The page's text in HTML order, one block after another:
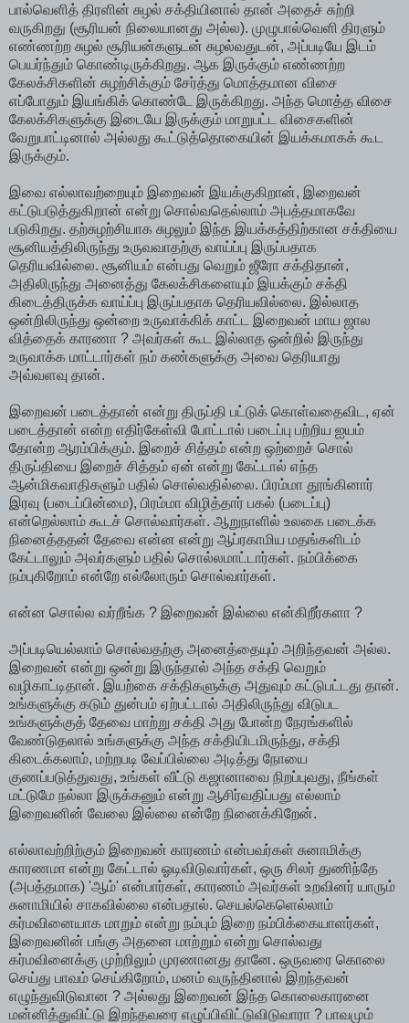
பால்வெளித் திரளின் சுழல் சக்தியினால் தான் அதைச் சுற்றி
வருகிறது (சூரியன் நிலையானது அல்ல). முழுபால்வெளி திரளும்
எண்ணற்ற சுழல் சூரியன்களுடன் சுழல்வதுடன், அப்படியே இடம்
பெயர்ந்தும் கொண்டிருக்கிறது. ஆக இருக்கும் எண்ணற்ற
கேலக்சிகளின் சுழற்சிக்கும் சேர்த்து மொத்தமான விசை
எப்போதும் இயங்கிக் கொண்டே இருக்கிறது. அந்த மொத்த விசை
கேலக்சிகளுக்கு இடையே இருக்கும் மாறுபட்ட விசைகளின்
வேறுபாட்டினால் அல்லது கூட்டுத்தொகையின் இயக்கமாகக் கூட
இருக்கும்.
இவை எல்லாவற்றையும் இறைவன் இயக்குகிறான், இறைவன்
கட்டுபடுத்துகிறான் என்று சொல்வதெல்லாம் அபத்தமாகவே
படுகிறது. தற்சுழற்சியாக சுழலும் இந்த இயக்கத்திற்கான சக்தியை
சூனியத்திலிருந்து உருவவாதற்கு வாய்ப்பு இருப்பதாக
தெரியவில்லை. சூனியம் என்பது வெறும் ஜீரோ சக்திதான்,
அதிலிருந்து அனைத்து கேலக்சிகளையும் இயக்கும் சக்தி
கிடைத்திருக்க வாய்ப்பு இருப்பதாக தெரியவில்லை. இல்லாத
ஒன்றிலிருந்து ஒன்றை உருவாக்கிக் காட்ட இறைவன் மாய ஜால
வித்தைக் காரணா ? அவர்கள் கூட இல்லாத ஒன்றில் இருந்து
உருவாக்க மாட்டார்கள் நம் கண்களுக்கு அவை தெரியாது
அவ்வளவு தான்.
இறைவன் படைத்தான் என்று திருப்தி பட்டுக் கொள்வதைவிட, ஏன்
படைத்தான் என்ற எதிர்கேள்வி போட்டால் படைப்பு பற்றிய ஐயம்
தோன்ற ஆரம்பிக்கும். இறைச் சித்தம் என்ற ஒற்றைச் சொல்
திருப்தியை இறைச் சித்தம் ஏன் என்று கேட்டால் எந்த
ஆன்மிகவாதிகளும் பதில் சொல்வதில்லை. பிரம்மா தூங்கினார்
இரவு (படைப்பின்மை), பிரம்மா விழித்தார் பகல் (படைப்பு)
என்றெல்லாம் கூடச் சொல்வார்கள். ஆறுநாளில் உலகை படைக்க
நினைத்ததன் தேவை என்ன என்று ஆப்ரகாமிய மதங்களிடம்
கேட்டாலும் அவர்களும் பதில் சொல்லமாட்டார்கள். நம்பிக்கை
நம்புகிறோம் என்றே எல்லோரும் சொல்வார்கள்.
என்ன சொல்ல வர்றீங்க ? இறைவன் இல்லை என்கிறீர்களா ?
அப்படியெல்லாம் சொல்வதற்கு அனைத்தையும் அறிந்தவன் அல்ல.
இறைவன் என்று ஒன்று இருந்தால் அந்த சக்தி வெறும்
வழிகாட்டிதான். இயற்கை சக்திகளுக்கு அதுவும் கட்டுபட்டது தான்.
உங்களுக்கு கடும் துன்பம் ஏற்பட்டால் அதிலிருந்து விடுபட
உங்களுக்குத் தேவை மாற்று சக்தி அது போன்ற நேரங்களில்
வேண்டுதலால் உங்களுக்கு அந்த சக்தியிடமிருந்து, சக்தி
கிடைக்கலாம், மற்றபடி வேப்பில்லை அடித்து நோயை
குணப்படுத்துவது, உங்கள் வீட்டு கஜானாவை நிறப்புவது, நீங்கள்
மட்டுமே நல்லா இருக்கனும் என்று ஆசிர்வதிப்பது எல்லாம்
இறைவனின் வேலை இல்லை என்றே நினைக்கிறேன்.
எல்லாவற்றிற்கும் இறைவன் காரணம் என்பவர்கள் சுனாமிக்கு
காரணமா என்று கேட்டால் ஓடிவிடுவார்கள், ஒரு சிலர் துணிந்தே
(அபத்தமாக) 'ஆம்' என்பார்கள், காரணம் அவர்கள் உறவினர் யாரும்
சுனாமியில் சாகவில்லை என்பதால். செயல்கெளெல்லாம்
கர்மவினையாக மாறும் என்று நம்பும் இறை நம்பிக்கையாளர்கள்,
இறைவனின் பங்கு அதனை மாற்றும் என்று சொல்வது
கர்மவினைக்கு முற்றிலும் முரணானது தானே. ஒருவரை கொலை
செய்து பாவம் செய்கிறோம், மனம் வருந்தினால் இறந்தவன்
எழுந்துவிடுவான ? அல்லது இறைவன் இந்த கொலைகாரனை
மன்னித்துவிட்டு இறந்தவரை எழுப்பிவிட்டுவிடுவாரா ? பாவமும்